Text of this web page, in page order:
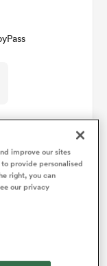
improve our sites
provide personalised
right, you can
our privacy